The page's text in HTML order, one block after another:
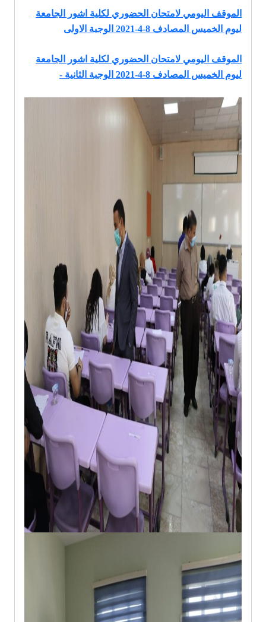
الموقف اليومي لامتحان الحضوري لكلية اشور الجامعة
ليوم الخميس المصادف 8-4-2021 الوجبة الاولى
الموقف اليومي لامتحان الحضوري لكلية اشور الجامعة
ليوم الخميس المصادف 8-4-2021 الوجبة الثانية -